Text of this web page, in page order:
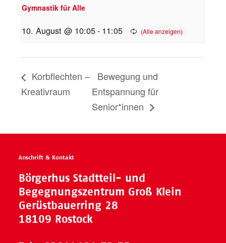
Gymnastik für Alle
10. August @ 10:05- 11:05
Korbflechten –
Kreativraum
Bewegung und
Entspannung für
Senior*innen
Anschrift & Kontakt
Börgerhus Stadtteil- und
Begegnungszentrum Groß Klein
Gerüstbauerring 28
18109 Rostock